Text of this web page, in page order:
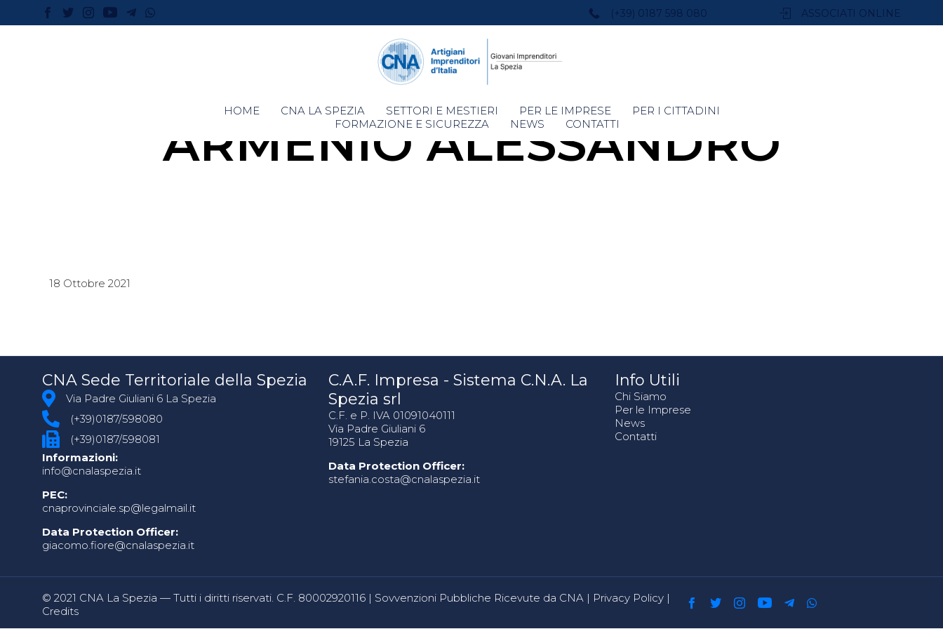
(+39) 0187 598 080 ASSOCIATI ONLINE
Skip
to
HOME CNA LA SPEZIA SETTORI E MESTIERI PER LE IMPRESE
PER I CITTADINI
FORMAZIONE E SICUREZZA
NEWS CONTATTI
ARMENIO ALESSANDRO
18 Ottobre 2021
CNA Sede Territoriale della Spezia
Via Padre Giuliani 6 La Spezia
(+39)0187/598080
(+39)0187/598081
Informazioni:
info@cnalaspezia.it
PEC:
cnaprovinciale.sp@legalmail.it
Data Protection Officer:
giacomo.fiore@cnalaspezia.it
C.A.F. Impresa - Sistema C.N.A. La
Spezia srl
C.F. e P. IVA 01091040111
Via Padre Giuliani 6
19125 La Spezia
Data Protection Officer:
stefania.costa@cnalaspezia.it
Info Utili
Chi Siamo
Per le Imprese
News
Contatti
© 2021 CNA La Spezia — Tutti i diritti riservati. C.F. 80002920116 | Sovvenzioni Pubbliche Ricevute da CNA | Privacy Policy |
Credits